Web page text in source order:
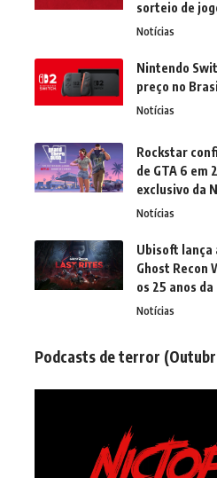
sorteio de
Notícias
Nintendo
preço no
Notícias
Rockstar
de GTA 6 em
exclusivo da
Notícias
Ubisoft
Ghost Recon
os 25 anos
Notícias
Podcasts de terror